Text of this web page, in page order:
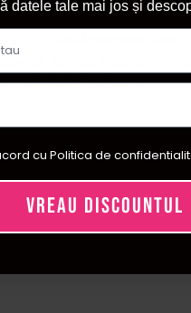
ca un
care
moisistralucitoare.
datele tale mai jos și
cu Politica de
VREAU DISCOUNTUL